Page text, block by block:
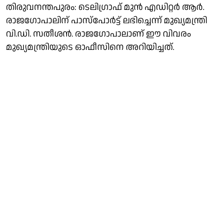
തിരുവനന്തപുരം: ടെലിഗ്രാഫ് മുന്‍ എഡിറ്റര്‍ ആര്‍.
രാജഗോപാലിന് പാസ്പോര്‍ട്ട് ലഭിച്ചെന്ന് മുഖ്യമന്ത്രി
വി.ഡി. സതീശൻ. രാജഗോപാലാണ് ഈ വിവരം
മുഖ്യമന്ത്രിയുടെ ഓഫീസിനെ അറിയിച്ചത്.